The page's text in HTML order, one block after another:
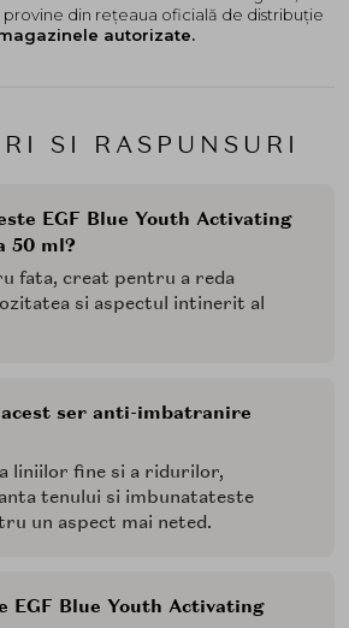
SI RASPUNSURI
EGF Blue Youth Activating
50 ml?
fata, creat pentru a reda
si aspectul intinerit al
ser anti-imbatranire
liniilor fine si a ridurilor,
tenului si imbunatateste
un aspect mai neted.
EGF Blue Youth Activating
din rețeaua oficială de distribuție
autorizate.